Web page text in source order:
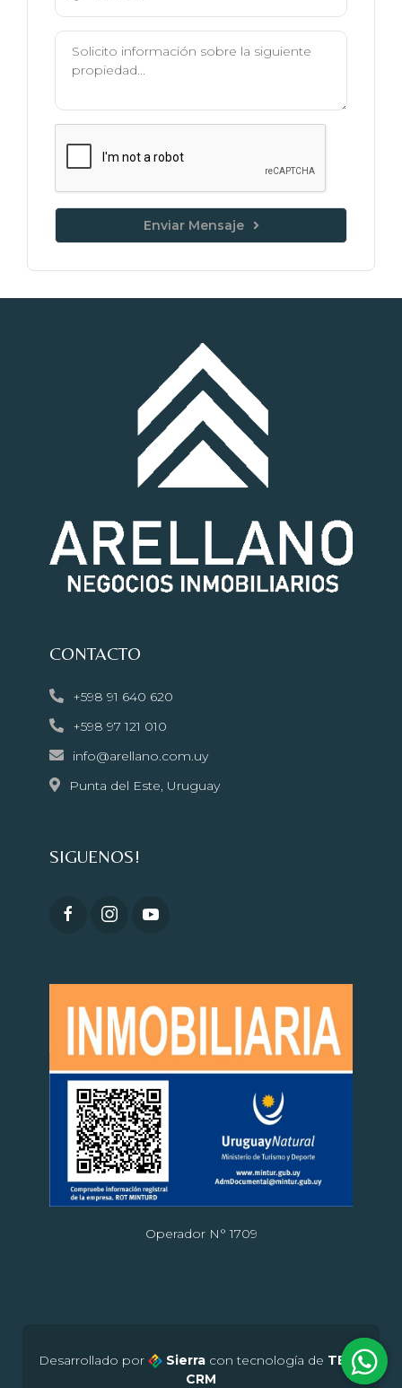
Enviar Mensaje
CONTACTO
+598 91 640 620
+598 97 121 010
info@arellano.com.uy
Punta del Este, Uruguay
SIGUENOS!
Operador N° 1709
Desarrollado por Sierra con tecnología de TERA
CRM